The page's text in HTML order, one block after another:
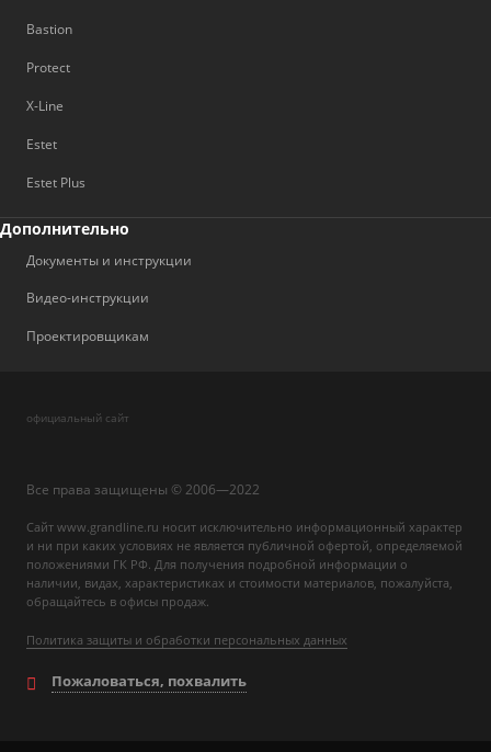
Bastion
Protect
X-Line
Estet
Estet Plus
Дополнительно
Документы и инструкции
Видео-инструкции
Проектировщикам
официальный сайт
Все права защищены © 2006—2022
Сайт www.grandline.ru носит исключительно информационный характер
и ни при каких условиях не является публичной офертой, определяемой
положениями ГК РФ. Для получения подробной информации о
наличии, видах, характеристиках и стоимости материалов, пожалуйста,
обращайтесь в офисы продаж.
Политика защиты и обработки персональных данных
Пожаловаться, похвалить